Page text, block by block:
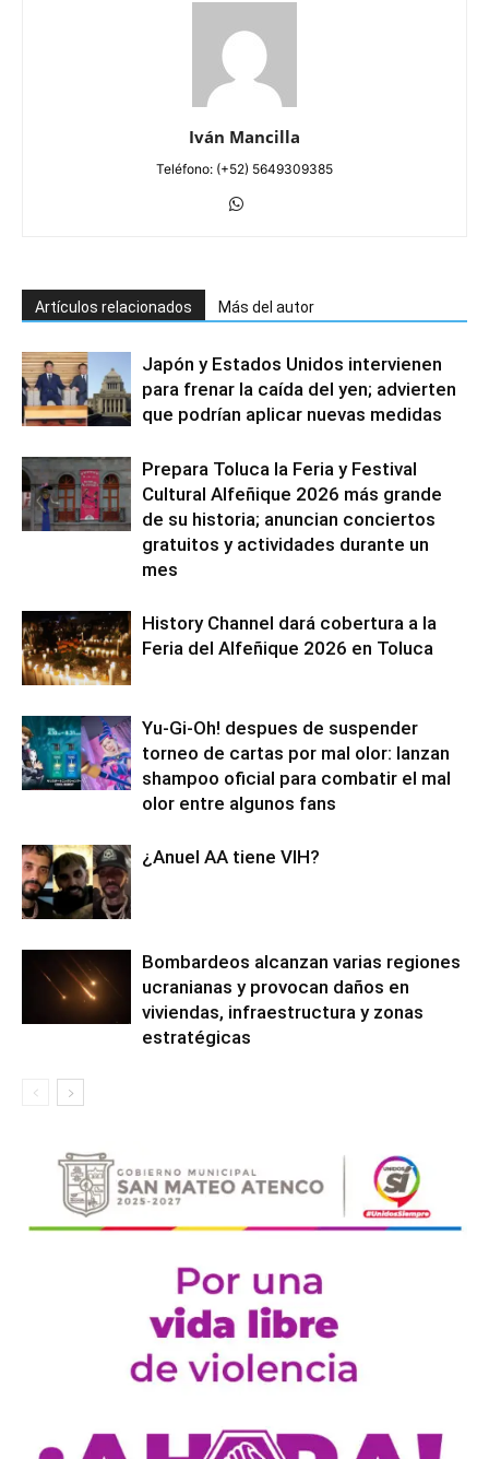
Iván Mancilla
Teléfono: (+52) 5649309385
Artículos relacionados Más del autor
Japón y Estados Unidos intervienen
para frenar la caída del yen; advierten
que podrían aplicar nuevas medidas
Prepara Toluca la Feria y Festival
Cultural Alfeñique 2026 más grande
de su historia; anuncian conciertos
gratuitos y actividades durante un
mes
History Channel dará cobertura a la
Feria del Alfeñique 2026 en Toluca
Yu-Gi-Oh! despues de suspender
torneo de cartas por mal olor: lanzan
shampoo oficial para combatir el mal
olor entre algunos fans
¿Anuel AA tiene VIH?
Bombardeos alcanzan varias regiones
ucranianas y provocan daños en
viviendas, infraestructura y zonas
estratégicas